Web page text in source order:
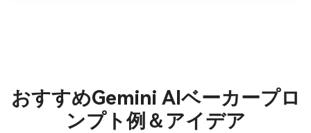
おすすめGemini AIベーカープロ
ンプト例＆アイデア